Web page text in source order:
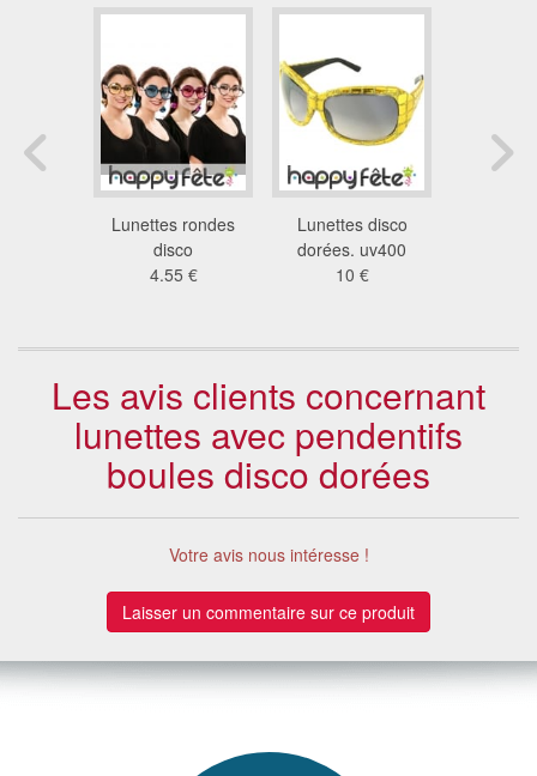
Lunettes rondes
disco
4.55 €
Lunettes disco
dorées. uv400
10 €
Les avis clients concernant
lunettes avec pendentifs
boules disco dorées
Votre avis nous intéresse !
Laisser un commentaire sur ce produit